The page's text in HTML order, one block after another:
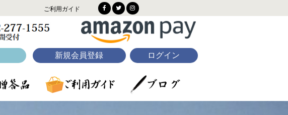
ご利用ガイド
新規会員登録 ログイン